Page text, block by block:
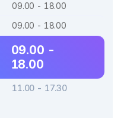
09.00 - 18.00
09.00 - 18.00
09.00 -
18.00
11.00 - 17.30